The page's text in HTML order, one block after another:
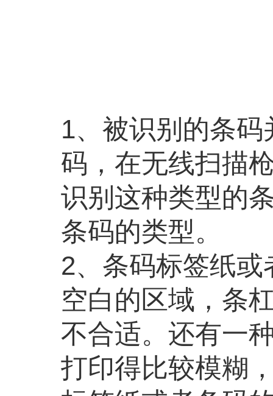
1、被识别的条
码，在无线扫描
识别这种类型的
条码的类型。
2、条码标签纸
空白的区域，条
不合适。还有一
打印得比较模糊